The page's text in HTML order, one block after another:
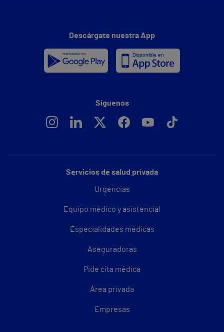
Servicios de salud privada
Urgencias
Equipo médico y asistencial
Especialidades médicas
Aseguradoras
Pide cita médica
Área privada
Empresas
Descárgate nuestra App
Síguenos